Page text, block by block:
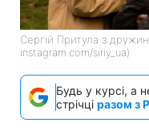
Сергій Притула з
instagram.com/siriy_ua)
Будь у курсі, а
стрічці разом з